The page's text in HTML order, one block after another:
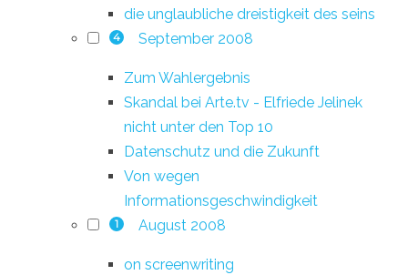
die unglaubliche dreistigkeit des seins
4 September 2008
Zum Wahlergebnis
Skandal bei Arte.tv - Elfriede Jelinek
nicht unter den Top 10
Datenschutz und die Zukunft
Von wegen
Informationsgeschwindigkeit
1 August 2008
on screenwriting